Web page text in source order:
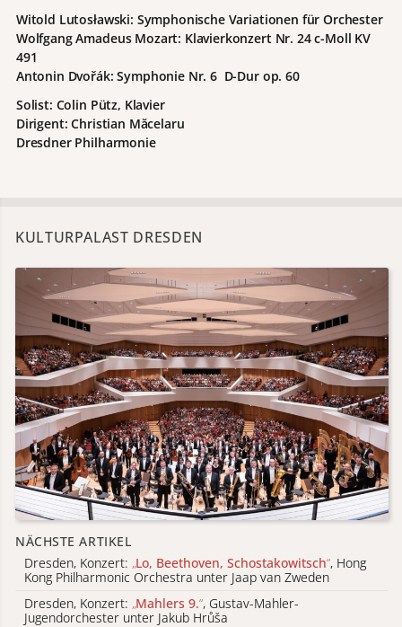
Witold Lutosławski: Symphonische Variationen für Orchester
Wolfgang Amadeus Mozart: Klavierkonzert Nr. 24 c-Moll KV
491
Antonin Dvořák: Symphonie Nr. 6 D-Dur op. 60
Solist: Colin Pütz, Klavier
Dirigent: Christian Măcelaru
Dresdner Philharmonie
KULTURPALAST DRESDEN
NÄCHSTE ARTIKEL
Dresden, Konzert: „Lo, Beethoven, Schostakowitsch“, Hong
Kong Philharmonic Orchestra unter Jaap van Zweden
Dresden, Konzert: „Mahlers 9.“, Gustav-Mahler-
Jugendorchester unter Jakub Hrůša